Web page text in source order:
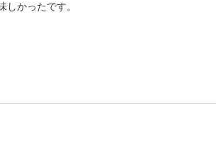
かったです。